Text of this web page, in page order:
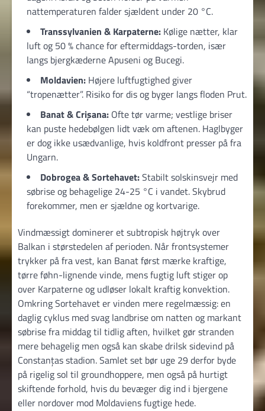
nattemperaturen falder sjældent under 20 °C.
Transsylvanien & Karpaterne: Kølige nætter, klar
luft og 50 % chance for eftermiddags-torden, især
langs bjergkæderne Apuseni og Bucegi.
Moldavien: Højere luftfugtighed giver
“tropenætter”. Risiko for dis og byger langs floden Prut.
Banat & Crișana: Ofte tør varme; vestlige briser
kan puste hedebølgen lidt væk om aftenen. Haglbyger
er dog ikke usædvanlige, hvis koldfront presser på fra
Ungarn.
Dobrogea & Sortehavet:Stabilt solskinsvejr med
søbrise og behagelige 24-25 °C i vandet. Skybrud
forekommer, men er sjældne og kortvarige.
Vindmæssigt dominerer et subtropisk højtryk over
Balkan i størstedelen af perioden. Når frontsystemer
trykker på fra vest, kan Banat først mærke kraftige,
tørre føhn-lignende vinde, mens fugtig luft stiger op
over Karpaterne og udløser lokalt kraftig konvektion.
Omkring Sortehavet er vinden mere regelmæssig: en
daglig cyklus med svag landbrise om natten og markant
søbrise fra middag til tidlig aften, hvilket gør stranden
mere behagelig men også kan skabe drilsk sidevind på
Constanțas stadion. Samlet set bør uge 29 derfor byde
på rigelig sol til groundhoppere, men også på hurtigt
skiftende forhold, hvis du bevæger dig ind i bjergene
eller nordover mod Moldaviens fugtige hede.